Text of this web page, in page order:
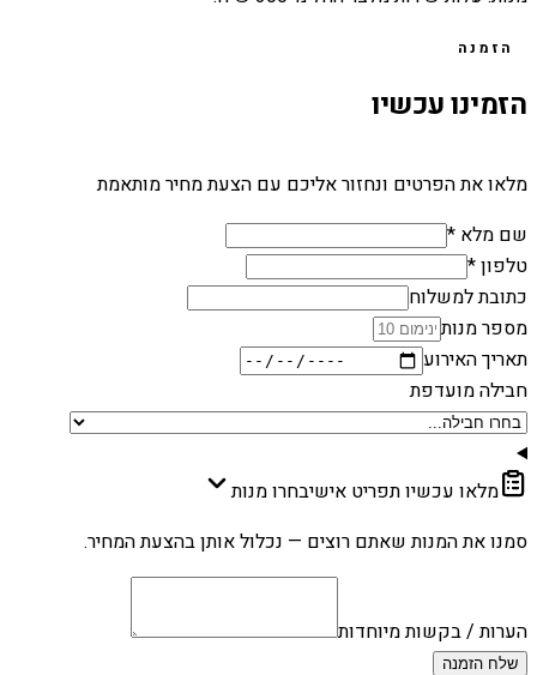
הזמנה
הזמינו עכשיו
מלאו את הפרטים ונחזור אליכם עם הצעת מחיר מותאמת
שם מלא *
טלפון *
כתובת למשלוח
מספר מנות
תאריך האירוע
חבילה מועדפת
מלאו עכשיו תפריט אישיבחרו מנות
סמנו את המנות שאתם רוצים — נכלול אותן בהצעת המחיר.
הערות / בקשות מיוחדות
שלח הזמנה